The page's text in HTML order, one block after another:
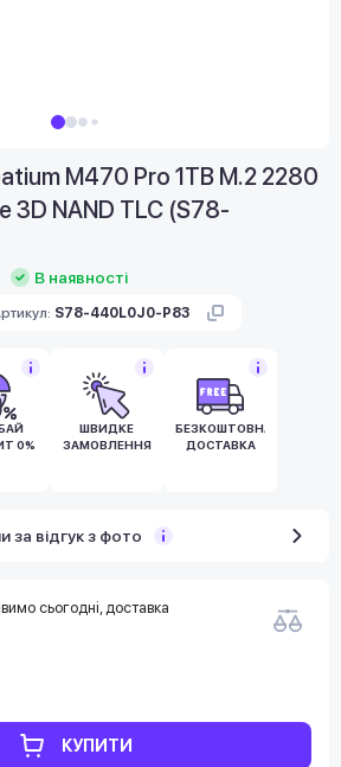
M470 Pro 1TB M.2 2280
3D NAND TLC (S78-
В наявності
S78-440L0J0-P83
0%
ШВИДКЕ
ЗАМОВЛЕННЯ
БЕЗКОШТОВНА
ДОСТАВКА
за відгук з фото
сьогодні, доставка
КУПИТИ